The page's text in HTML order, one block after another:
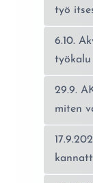
työ
6.10.
työkalu
29.9.
miten